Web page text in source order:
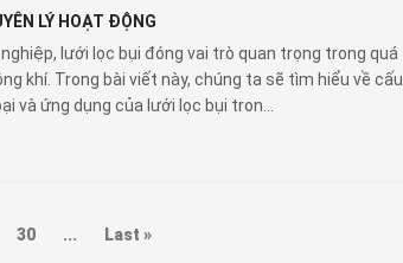
LÝ HOẠT ĐỘNG
lưới lọc bụi đóng vai trò quan trọng trong quá
khí. Trong bài viết này, chúng ta sẽ tìm hiểu về cấu
và ứng dụng của lưới lọc bụi tron...
30 ... Last »